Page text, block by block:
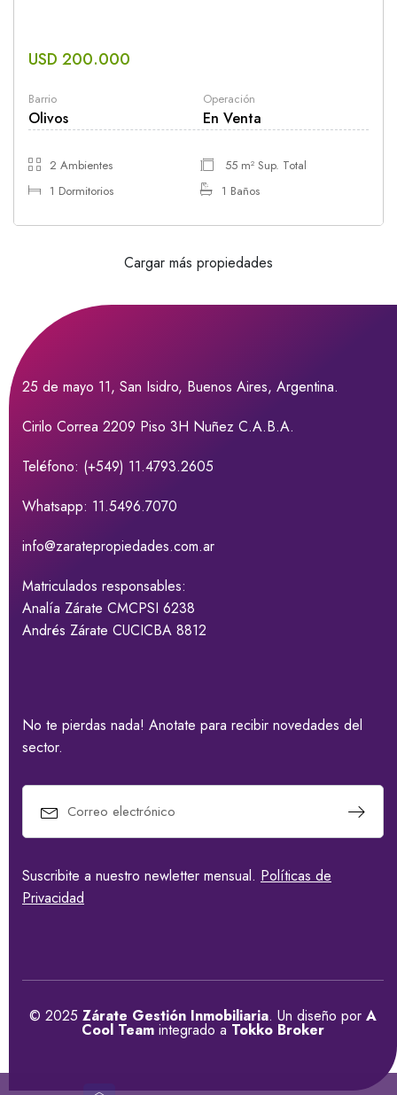
USD 200.000
Barrio
Olivos
Operación
En Venta
2 Ambientes
55 m² Sup. Total
1 Dormitorios
1 Baños
Cargar más propiedades
25 de mayo 11, San Isidro, Buenos Aires, Argentina.
Cirilo Correa 2209 Piso 3H Nuñez C.A.B.A.
Teléfono: (+549) 11.4793.2605
Whatsapp: 11.5496.7070
info@zaratepropiedades.com.ar
Matriculados responsables:
Analía Zárate CMCPSI 6238
Andrés Zárate CUCICBA 8812
No te pierdas nada! Anotate para recibir novedades del
sector.
Suscribite a nuestro newletter mensual. Políticas de
Privacidad
© 2025 Zárate Gestión Inmobiliaria. Un diseño por A
Cool Team integrado a Tokko Broker